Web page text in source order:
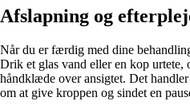
Afslapning og
Når du er færdig med dine
Drik et glas vand eller en kop
håndklæde over ansigtet. Det
om at give kroppen og sindet en